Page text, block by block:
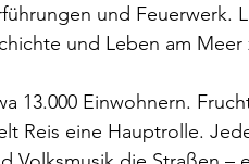
und Feuerwerk.
und Leben am Meer
13.000 Einwohnern.
Reis eine Hauptrolle.